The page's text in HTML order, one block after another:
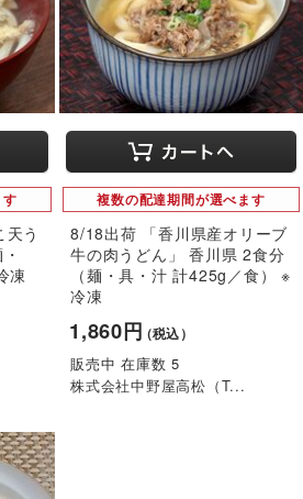
う
凍
複数の配達期間が選べます
8/18出荷 「香川県産オリーブ
牛の肉うどん」 香川県 2食分
（麺・具・汁 計425g／食） ※
冷凍
1,860円（税込）
販売中 在庫数 5
株式会社中野屋高松（T...